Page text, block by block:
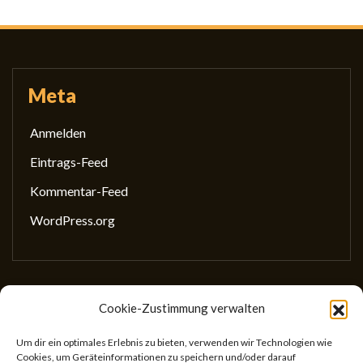
Cookie-Zustimmung verwalten
Um dir ein optimales Erlebnis zu bieten, verwenden wir Technologien wie
Cookies, um Geräteinformationen zu speichern und/oder darauf
Meta
Anmelden
Eintrags-Feed
Kommentar-Feed
WordPress.org
Gesellschaft für wissenschaftliches Schreiben
(GewissS)
ZVR: 746433059